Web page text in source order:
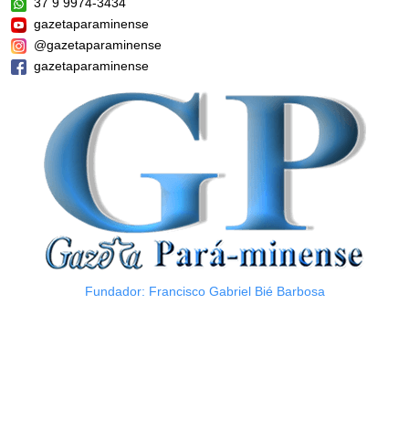
37 9 9974-3434
gazetaparaminense
@gazetaparaminense
gazetaparaminense
Fundador: Francisco Gabriel Bié Barbosa